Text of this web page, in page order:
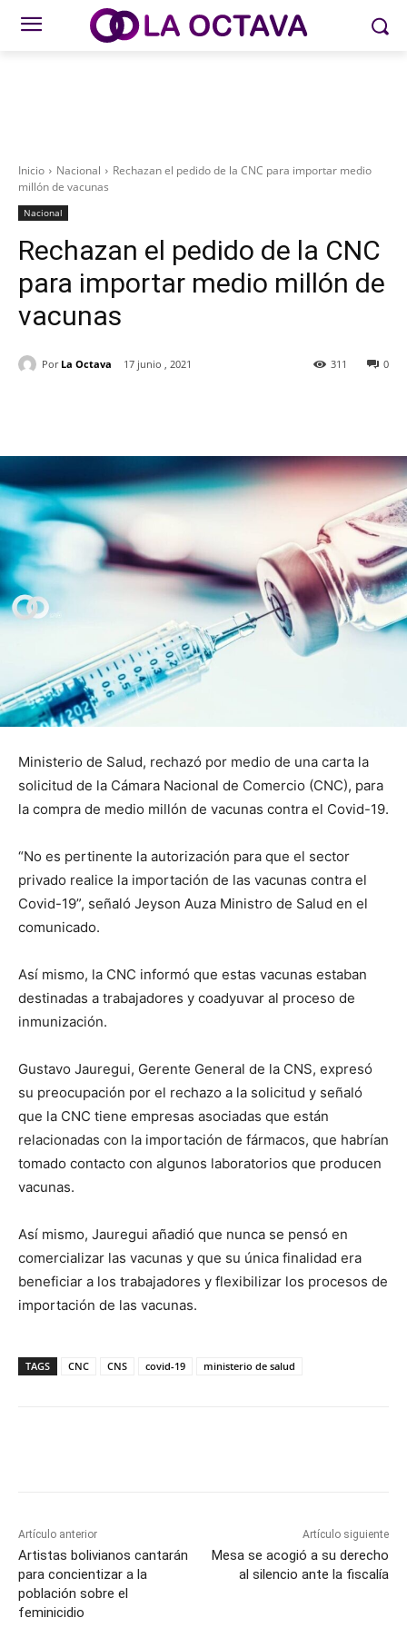
Inicio Nacional
Rechazan el pedido de la CNC para importar medio
millón de vacunas
Nacional
Rechazan el pedido de la CNC
para importar medio millón de
vacunas
Por La Octava 17 junio , 2021 0
311
Ministerio de Salud, rechazó por medio de una carta la
solicitud de la Cámara Nacional de Comercio (CNC), para
la compra de medio millón de vacunas contra el Covid-19.
“No es pertinente la autorización para que el sector
privado realice la importación de las vacunas contra el
Covid-19”, señaló Jeyson Auza Ministro de Salud en el
comunicado.
Así mismo, la CNC informó que estas vacunas estaban
destinadas a trabajadores y coadyuvar al proceso de
inmunización.
Gustavo Jauregui, Gerente General de la CNS, expresó
su preocupación por el rechazo a la solicitud y señaló
que la CNC tiene empresas asociadas que están
relacionadas con la importación de fármacos, que habrían
tomado contacto con algunos laboratorios que producen
vacunas.
Así mismo, Jauregui añadió que nunca se pensó en
comercializar las vacunas y que su única finalidad era
beneficiar a los trabajadores y flexibilizar los procesos de
importación de las vacunas.
TAGS CNC CNS covid-19 ministerio de salud
Artículo anterior
Artistas bolivianos cantarán
para concientizar a la
población sobre el
feminicidio
Artículo siguiente
Mesa se acogió a su derecho
al silencio ante la fiscalía